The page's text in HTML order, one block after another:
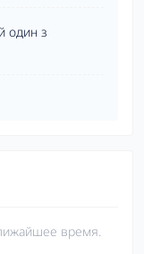
один з
время.